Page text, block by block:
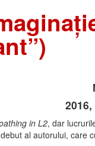
in L2, dar
al autorului, care